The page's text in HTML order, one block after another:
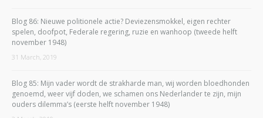
Blog 86: Nieuwe politionele actie? Deviezensmokkel, eigen rechter
spelen, doofpot, Federale regering, ruzie en wanhoop (tweede helft
november 1948)
31 March, 2019
Blog 85: Mijn vader wordt de strakharde man, wij worden bloedhonden
genoemd, weer vijf doden, we schamen ons Nederlander te zijn, mijn
ouders dilemma’s (eerste helft november 1948)